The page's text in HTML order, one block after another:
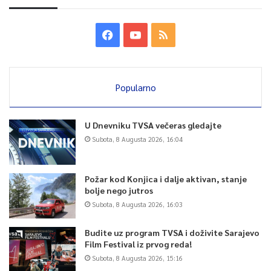
Popularno
U Dnevniku TVSA večeras gledajte
Subota, 8 Augusta 2026, 16:04
Požar kod Konjica i dalje aktivan, stanje
bolje nego jutros
Subota, 8 Augusta 2026, 16:03
Budite uz program TVSA i doživite Sarajevo
Film Festival iz prvog reda!
Subota, 8 Augusta 2026, 15:16